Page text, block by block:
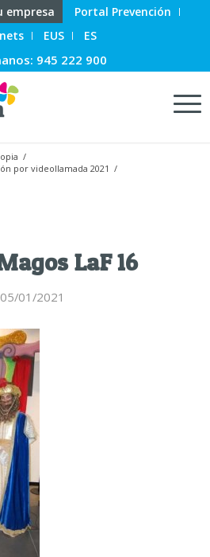
empresa
Portal Prevención
EUS ES
945 222 900
/
por videollamada 2021 /
LaF 16
05/01/2021